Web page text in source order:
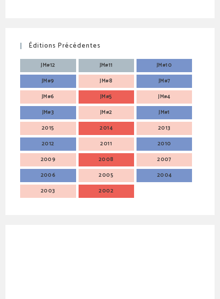
Éditions Précédentes
JM#12 JM#11
JM#10
JM#9
JM#8
JM#7
JM#6
JM#5
JM#4
JM#3
JM#2
JM#1
2015
2014
2013
2012
2011
2010
2009
2008
2007
2006
2005
2004
2003
2002